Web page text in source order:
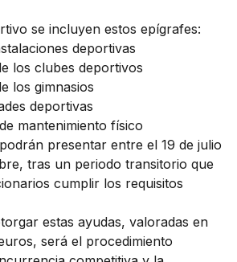
se incluyen estos epígrafes:
deportivas
los clubes deportivos
los gimnasios
deportivas
mantenimiento físico
presentar entre el 19 de julio
tras un periodo transitorio que
cumplir los requisitos
estas ayudas, valoradas en
será el procedimiento